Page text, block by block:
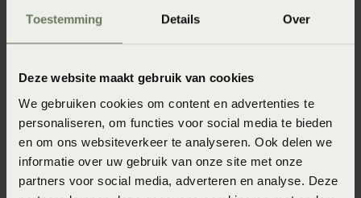
Toestemming Details Over
Deze website maakt gebruik van cookies
We gebruiken cookies om content en advertenties te
personaliseren, om functies voor social media te bieden
en om ons websiteverkeer te analyseren. Ook delen we
informatie over uw gebruik van onze site met onze
partners voor social media, adverteren en analyse. Deze
Het meest opvallende kenmerk van een traagschuim
kussen is het vermogen om de contouren van je hoofd te
volgen. Dit komt door de invloed van warmte en de druk
op de vulling - het traagschuim. Het resultaat is dat je
optimale ondersteuning krijgt. Een traagschuim kussen
voelt wat stevig aan en fixeert je hoofd. Op die manier